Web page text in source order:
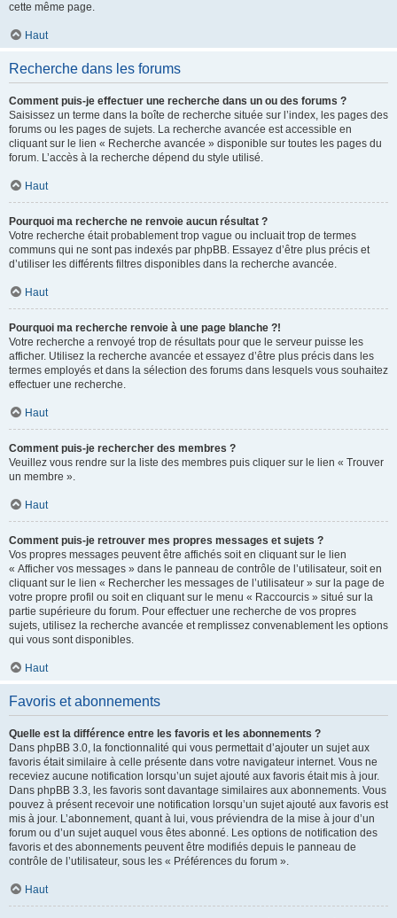
cette même page.
Haut
Recherche dans les forums
Comment puis-je effectuer une recherche dans un ou des forums ?
Saisissez un terme dans la boîte de recherche située sur l’index, les pages des
forums ou les pages de sujets. La recherche avancée est accessible en
cliquant sur le lien « Recherche avancée » disponible sur toutes les pages du
forum. L’accès à la recherche dépend du style utilisé.
Haut
Pourquoi ma recherche ne renvoie aucun résultat ?
Votre recherche était probablement trop vague ou incluait trop de termes
communs qui ne sont pas indexés par phpBB. Essayez d’être plus précis et
d’utiliser les différents filtres disponibles dans la recherche avancée.
Haut
Pourquoi ma recherche renvoie à une page blanche ?!
Votre recherche a renvoyé trop de résultats pour que le serveur puisse les
afficher. Utilisez la recherche avancée et essayez d’être plus précis dans les
termes employés et dans la sélection des forums dans lesquels vous souhaitez
effectuer une recherche.
Haut
Comment puis-je rechercher des membres ?
Veuillez vous rendre sur la liste des membres puis cliquer sur le lien « Trouver
un membre ».
Haut
Comment puis-je retrouver mes propres messages et sujets ?
Vos propres messages peuvent être affichés soit en cliquant sur le lien
« Afficher vos messages » dans le panneau de contrôle de l’utilisateur, soit en
cliquant sur le lien « Rechercher les messages de l’utilisateur » sur la page de
votre propre profil ou soit en cliquant sur le menu « Raccourcis » situé sur la
partie supérieure du forum. Pour effectuer une recherche de vos propres
sujets, utilisez la recherche avancée et remplissez convenablement les options
qui vous sont disponibles.
Haut
Favoris et abonnements
Quelle est la différence entre les favoris et les abonnements ?
Dans phpBB 3.0, la fonctionnalité qui vous permettait d’ajouter un sujet aux
favoris était similaire à celle présente dans votre navigateur internet. Vous ne
receviez aucune notification lorsqu’un sujet ajouté aux favoris était mis à jour.
Dans phpBB 3.3, les favoris sont davantage similaires aux abonnements. Vous
pouvez à présent recevoir une notification lorsqu’un sujet ajouté aux favoris est
mis à jour. L’abonnement, quant à lui, vous préviendra de la mise à jour d’un
forum ou d’un sujet auquel vous êtes abonné. Les options de notification des
favoris et des abonnements peuvent être modifiés depuis le panneau de
contrôle de l’utilisateur, sous les « Préférences du forum ».
Haut